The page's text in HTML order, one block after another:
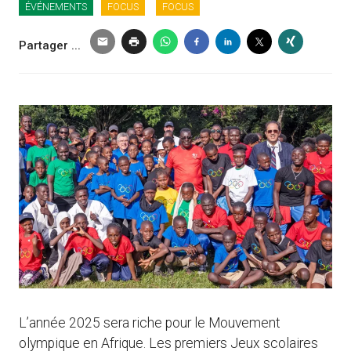
ÉVÉNEMENTS FOCUS FOCUS
Partager ...
L’année 2025 sera riche pour le Mouvement
olympique en Afrique. Les premiers Jeux scolaires